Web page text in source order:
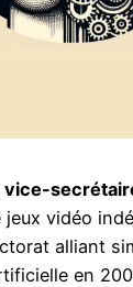
vice-
jeux vidéo
alliant
en